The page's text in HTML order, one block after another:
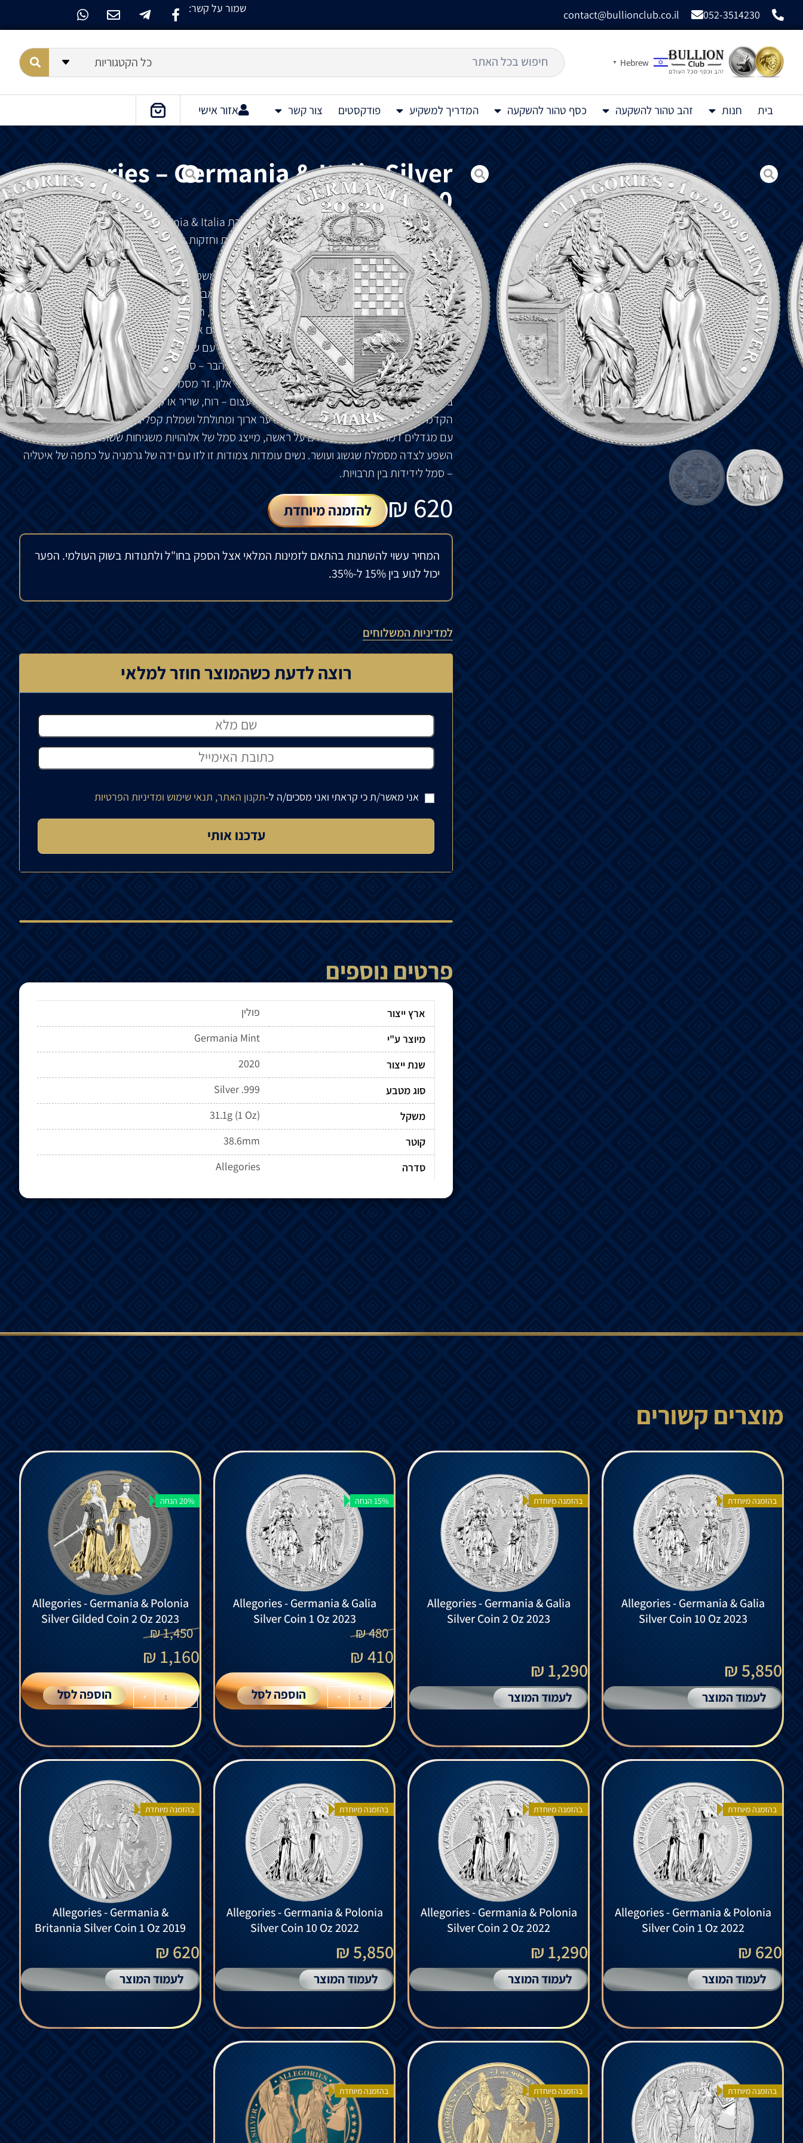
052-3514230
contact@bullionclub.co.il שמור על קשר:
Hebrew
▼ כל הקטגוריות
בית חנות זהב טהור להשקעה כסף טהור להשקעה המדריך למשקיע פודקסטים צור קשר אזור אישי
Allegories – Germania & Italia Silver
Coin 1 Oz 2020
מטבע כסף זה מציג את המהדורה השלישית של סדרת Allegories – Germania & Italia. הסדרה כולה
מציגה האנשה של מדינות בצורה של נשים יפות, חושניות וחזקות. הצד האחורי של המטבע מציג תמונה
של מעיל הנשק המייצג עקרונות מוסריים וערכים אצילים.
המגן המוכתר חולק לארבעה חלקים, שלכל אחד מהם יש משמעות מסורתית. המגן עצמו הוא סמל של
אמת, נאמנות ואמון. הכתר מסמל סמכות ואצילות כמו גם אבירות. ההדמיה של הנשר הוא סמל מיתולוגיה
רומית המזוהה עם יאנוס, אל מכל המקורות, שומר הדלתות, השערים, המעברים והגשרים, הפטרון של
החוזים והבריתות. ראשים הפונים לצדדים מנוגדים מסמלים את העבר והעתיד. דפוס הצ'ק מתייחס
לחוכמה ותבונה – מאפיינים של כל ריבון אציל. סרט הזהב עם שלושה פרחים מייצג את הערכים הקובעים
של אומה חזקה ועצמאית – אחדות, יושרה וחירות. חזיר הבר – סמל לעוצמה, היה חיה מאוד פופולרית
ומכבדת באימפריה הרומית. הסמל מוקף בזר של עלי אלון. זר מסמל נאמנות, יציבות ואחדות לאומית.
במיתולוגיה ובימי קדם, רק אנשים שהחזיקו בכוח עצום – רוח, שריר או קסם, הורשו ללבוש אותו. הצד
הקדמי של המטבע מציג אישה צעירה עם שיער ארוך ומתולתל ושמלת קפלים המדגישה את נשיותה. כתר
עם מגדלים דמויי ציור קיר המונחים על ראשה, מייצג סמל של אלוהויות משגיחות ששומרות על עיר. קרן
השפע לצדה מסמלת שגשוג ועושר. נשים עומדות צמודות זו לזו עם ידה של גרמניה על כתפה של איטליה
– סמל לידידות בין תרבויות.
620
₪ להזמנה מיוחדת
המחיר עשוי להשתנות בהתאם לזמינות המלאי אצל הספק בחו"ל ולתנודות בשוק העולמי. הפער
יכול לנוע בין 15% ל-35%.
למדיניות המשלוחים
רוצה לדעת כשהמוצר חוזר למלאי
אני מאשר/ת כי קראתי ואני מסכים/ה ל-תקנון האתר, תנאי שימוש ומדיניות הפרטיות
פרטים נוספים
ארץ ייצור
פולין
מיוצר ע"י
Germania Mint
שנת ייצור
2020
סוג מטבע
Silver .999
משקל
31.1g (1 Oz)
קוטר
38.6mm
סדרה
Allegories
מוצרים קשורים
בהזמנה מיוחדת
Allegories - Germania & Galia
Silver Coin 10 Oz 2023
5,850 ₪
לעמוד המוצר
בהזמנה מיוחדת
Allegories - Germania & Galia
Silver Coin 2 Oz 2023
1,290 ₪
לעמוד המוצר
15% הנחה
Allegories - Germania & Galia
Silver Coin 1 Oz 2023
480
₪
410
₪
-
+ הוספה לסל
20% הנחה
Allegories - Germania & Polonia
Silver Gilded Coin 2 Oz 2023
1,450
₪
1,160
₪
-
+ הוספה לסל
בהזמנה מיוחדת
Allegories - Germania & Polonia
Silver Coin 1 Oz 2022
620 ₪
לעמוד המוצר
בהזמנה מיוחדת
Allegories - Germania & Polonia
Silver Coin 2 Oz 2022
1,290 ₪
לעמוד המוצר
בהזמנה מיוחדת
Allegories - Germania & Polonia
Silver Coin 10 Oz 2022
5,850 ₪
לעמוד המוצר
בהזמנה מיוחדת
Allegories - Germania &
Britannia Silver Coin 1 Oz 2019
620 ₪
לעמוד המוצר
בהזמנה מיוחדת בהזמנה מיוחדת בהזמנה מיוחדת